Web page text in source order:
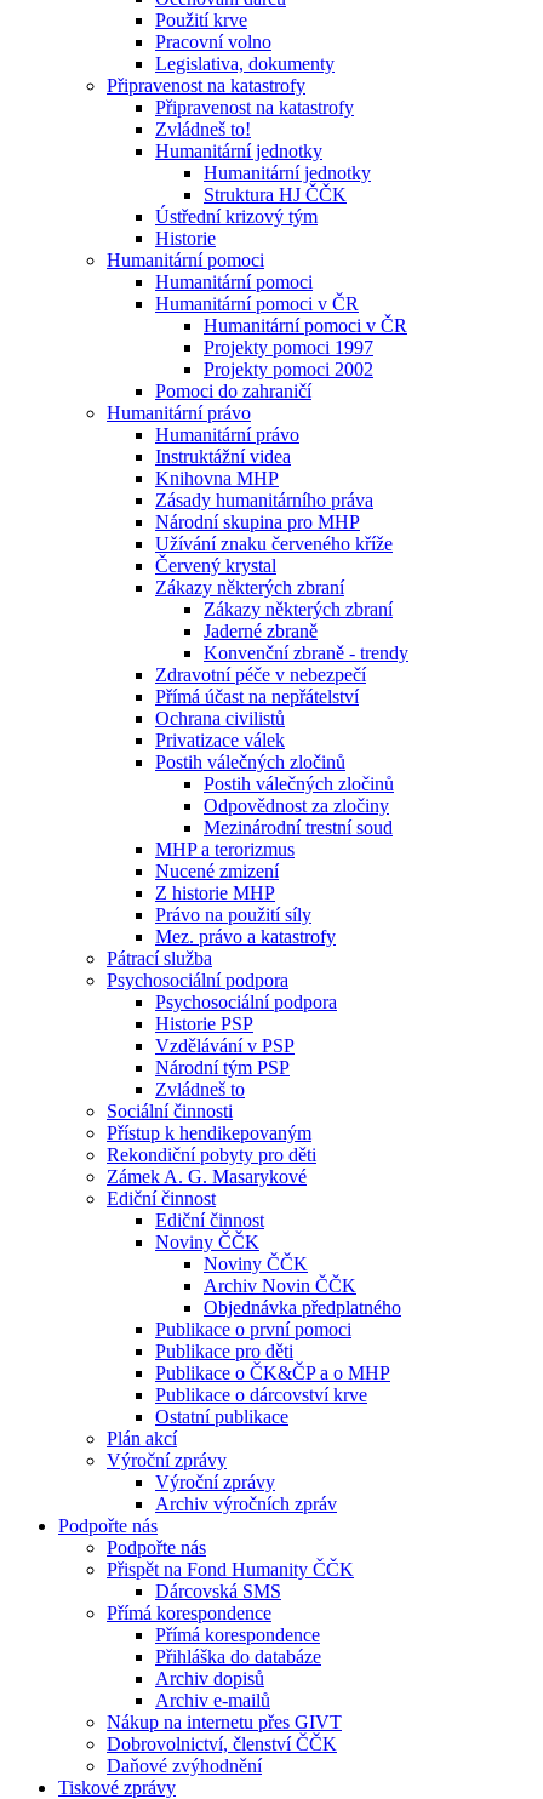
Použití krve
Pracovní volno
Legislativa, dokumenty
Připravenost na katastrofy
Připravenost na katastrofy
Zvládneš to!
Humanitární jednotky
Humanitární jednotky
Struktura HJ ČČK
Ústřední krizový tým
Historie
Humanitární pomoci
Humanitární pomoci
Humanitární pomoci v ČR
Humanitární pomoci v ČR
Projekty pomoci 1997
Projekty pomoci 2002
Pomoci do zahraničí
Humanitární právo
Humanitární právo
Instruktážní videa
Knihovna MHP
Zásady humanitárního práva
Národní skupina pro MHP
Užívání znaku červeného kříže
Červený krystal
Zákazy některých zbraní
Zákazy některých zbraní
Jaderné zbraně
Konvenční zbraně - trendy
Zdravotní péče v nebezpečí
Přímá účast na nepřátelství
Ochrana civilistů
Privatizace válek
Postih válečných zločinů
Postih válečných zločinů
Odpovědnost za zločiny
Mezinárodní trestní soud
MHP a terorizmus
Nucené zmizení
Z historie MHP
Právo na použití síly
Mez. právo a katastrofy
Pátrací služba
Psychosociální podpora
Psychosociální podpora
Historie PSP
Vzdělávání v PSP
Národní tým PSP
Zvládneš to
Sociální činnosti
Přístup k hendikepovaným
Rekondiční pobyty pro děti
Zámek A. G. Masarykové
Ediční činnost
Ediční činnost
Noviny ČČK
Noviny ČČK
Archiv Novin ČČK
Objednávka předplatného
Publikace o první pomoci
Publikace pro děti
Publikace o ČK&ČP a o MHP
Publikace o dárcovství krve
Ostatní publikace
Plán akcí
Výroční zprávy
Výroční zprávy
Archiv výročních zpráv
Podpořte nás
Podpořte nás
Přispět na Fond Humanity ČČK
Dárcovská SMS
Přímá korespondence
Přímá korespondence
Přihláška do databáze
Archiv dopisů
Archiv e-mailů
Nákup na internetu přes GIVT
Dobrovolnictví, členství ČČK
Daňové zvýhodnění
Tiskové zprávy